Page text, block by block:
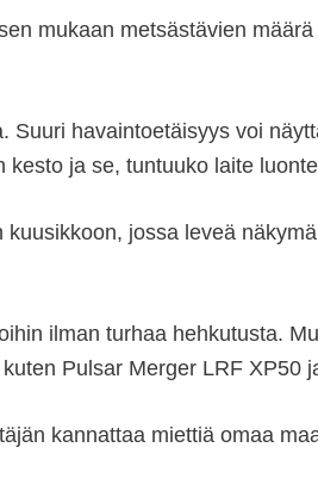
mukaan metsästävien
havaintoetäisyys voi
kesto ja se, tuntuuko laite
jossa leveä
ilman turhaa hehkutusta.
Pulsar Merger LRF XP50
kannattaa miettiä omaa